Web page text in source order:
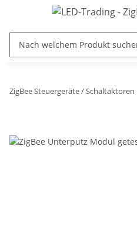
ZigBee Steuergeräte / Schaltaktoren